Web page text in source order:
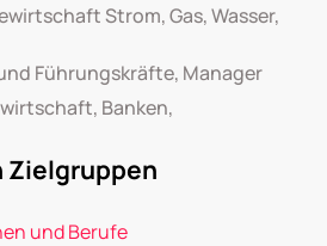
Strom, Gas, Wasser,
Führungskräfte, Manager
Banken,
Zielgruppen
und Berufe